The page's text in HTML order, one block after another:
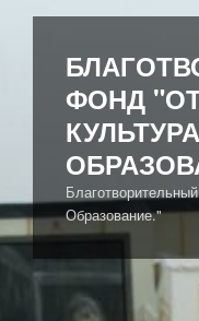
Перейти
содержимому
ФОНД
Образование."